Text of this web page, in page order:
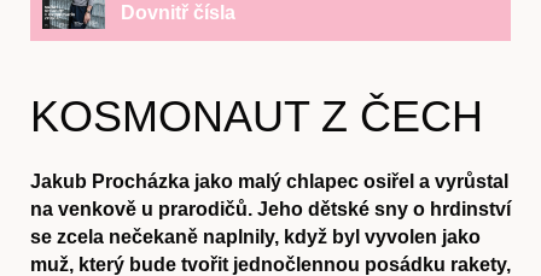
Dovnitř čísla
KOSMONAUT Z ČECH
Jakub Procházka jako malý chlapec osiřel a vyrůstal
na venkově u prarodičů. Jeho dětské sny o hrdinství
se zcela nečekaně naplnily, když byl vyvolen jako
muž, který bude tvořit jednočlennou posádku rakety,